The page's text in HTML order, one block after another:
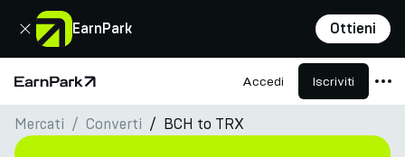
EarnPark Ottieni
Chiudi
Pagina principale Accedi Iscriviti
Prodotti
Mercati Converti BCH to TRX